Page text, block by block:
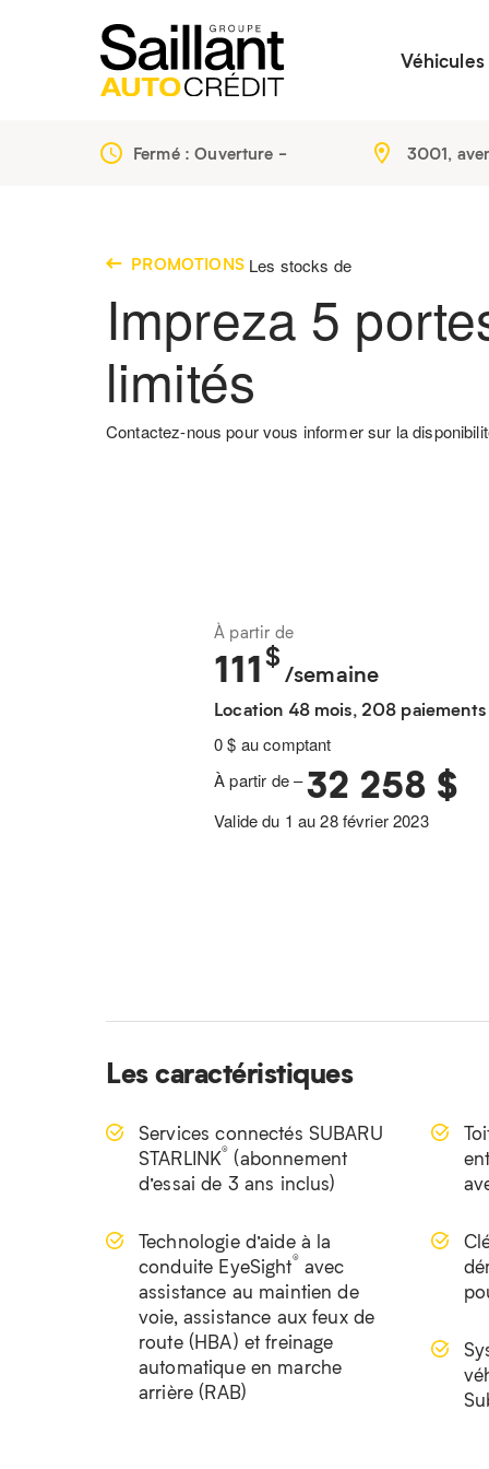
Véhicules
Fermé : Ouverture - 3001,
PROMOTIONS Les stocks de
Impreza 5
limités
Contactez-nous pour vous informer sur la
À partir de
111$
/semaine
Location 48 mois, 208 paiements
0 $ au comptant
À partir de –32 258 $
Valide du 1 au 28 février 2023
Les caractéristiques
Services connectés SUBARU
STARLINK® (abonnement
d’essai de 3 ans inclus)
Technologie d’aide à la
conduite EyeSight®avec
assistance au maintien de
voie, assistance aux feux de
route (HBA) et freinage
automatique en marche
arrière (RAB)